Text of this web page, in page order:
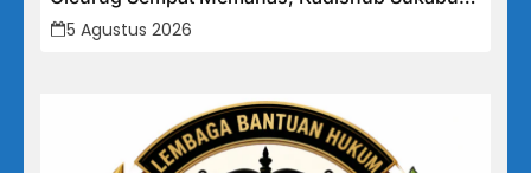
“Izin Trayek Ada Di Provinsi, Kami Tidak Bisa
Memutuskan”
5 Agustus 2026